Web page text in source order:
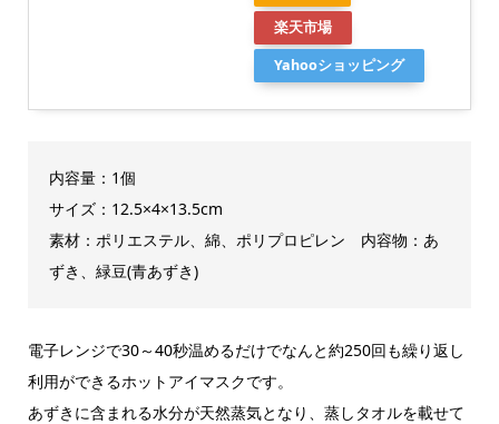
楽天市場
Yahooショッピング
内容量：1個
サイズ：12.5×4×13.5cm
素材：ポリエステル、綿、ポリプロピレン 内容物：あ
ずき、緑豆(青あずき)
電子レンジで30～40秒温めるだけでなんと約250回も繰り返し
利用ができるホットアイマスクです。
あずきに含まれる水分が天然蒸気となり、蒸しタオルを載せて